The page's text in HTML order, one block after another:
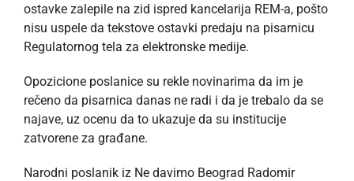
ostavke zalepile na zid ispred kancelarija REM-a, pošto
nisu uspele da tekstove ostavki predaju na pisarnicu
Regulatornog tela za elektronske medije.
Opozicione poslanice su rekle novinarima da im je
rečeno da pisarnica danas ne radi i da je trebalo da se
najave, uz ocenu da to ukazuje da su institucije
zatvorene za građane.
Narodni poslanik iz Ne davimo Beograd Radomir